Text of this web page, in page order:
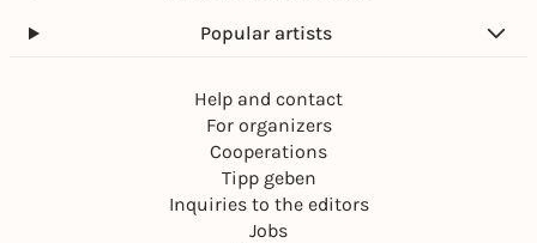
Popular artists
Help and contact
For organizers
Cooperations
Tipp geben
Inquiries to the editors
Jobs